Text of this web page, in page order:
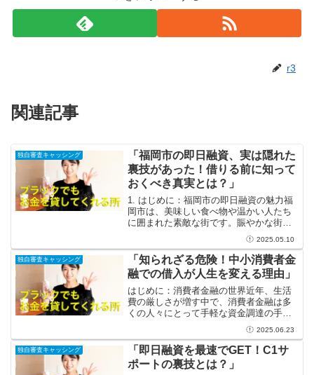
r3
関連記事
独自審査キャッシング
「福岡市の即日融資、実は隠れた
裏技があった！借りる前に知って
おくべき真実とは？」
1. はじめに：福岡市の即日融資の魅力福
岡市は、美味しい食べ物や温かい人たち
に囲まれた素敵な街です。賑やかな街並
みや親しみやすい人々とともに、私たち
の生活はより豊かになります。しかし、
急にお金が必要になることもあるでしょ
う。そんな時に役立つ...
2025.05.10
独自審査キャッシング
「知られざる危険！中小消費者金
融での借入が人生を変える理由」
はじめに：消費者金融の世界近年、生活
費の厳しさが増す中で、消費者金融は多
くの人々にとって手軽な資金調達の手段
として広がっています。特に、急な出費
や予期しない必要に対して、迅速に対応
できる点が大きな魅力です。しかし、そ
んな便利さの背後には、注...
2025.06.23
独自審査キャッシング
「即日融資を最速でGET！C1サ
ポートの裏技とは？」